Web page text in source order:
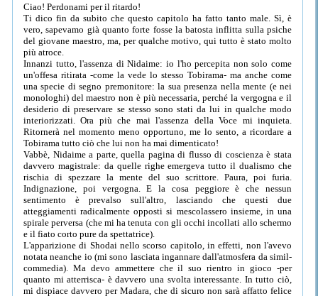
Ciao! Perdonami per il ritardo!
Ti dico fin da subito che questo capitolo ha fatto tanto male. Sì, è
vero, sapevamo già quanto forte fosse la batosta inflitta sulla psiche
del giovane maestro, ma, per qualche motivo, qui tutto è stato molto
più atroce.
Innanzi tutto, l'assenza di Nidaime: io l'ho percepita non solo come
un'offesa ritirata -come la vede lo stesso Tobirama- ma anche come
una specie di segno premonitore: la sua presenza nella mente (e nei
monologhi) del maestro non è più necessaria, perché la vergogna e il
desiderio di preservare se stesso sono stati da lui in qualche modo
interiorizzati. Ora più che mai l'assenza della Voce mi inquieta.
Ritornerà nel momento meno opportuno, me lo sento, a ricordare a
Tobirama tutto ciò che lui non ha mai dimenticato!
Vabbè, Nidaime a parte, quella pagina di flusso di coscienza è stata
davvero magistrale: da quelle righe emergeva tutto il dualismo che
rischia di spezzare la mente del suo scrittore. Paura, poi furia.
Indignazione, poi vergogna. E la cosa peggiore è che nessun
sentimento è prevalso sull'altro, lasciando che questi due
atteggiamenti radicalmente opposti si mescolassero insieme, in una
spirale perversa (che mi ha tenuta con gli occhi incollati allo schermo
e il fiato corto pure da spettatrice).
L'apparizione di Shodai nello scorso capitolo, in effetti, non l'avevo
notata neanche io (mi sono lasciata ingannare dall'atmosfera da simil-
commedia). Ma devo ammettere che il suo rientro in gioco -per
quanto mi atterrisca- è davvero una svolta interessante. In tutto ciò,
mi dispiace davvero per Madara, che di sicuro non sarà affatto felice